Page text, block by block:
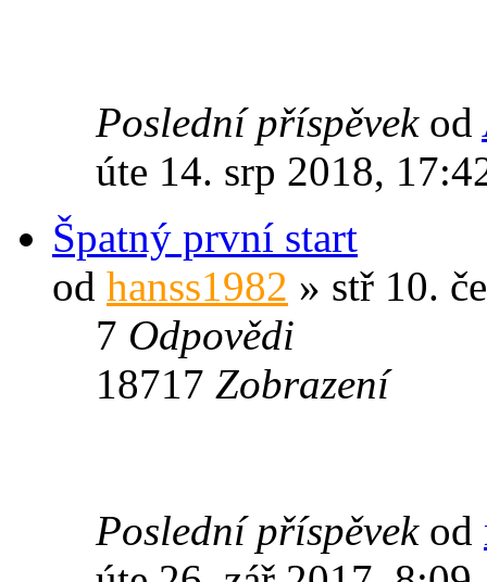
Poslední příspěvek od
úte 14. srp 2018,
Špatný první start
od hanss1982 » stř 10.
7 Odpovědi
18717 Zobrazení
Poslední příspěvek od